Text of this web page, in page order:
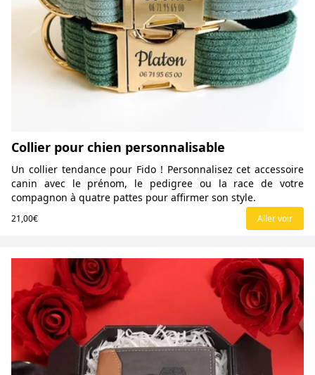
Collier pour chien personnalisable
Un collier tendance pour Fido ! Personnalisez cet accessoire
canin avec le prénom, le pedigree ou la race de votre
compagnon à quatre pattes pour affirmer son style.
21,00€ Aller voir